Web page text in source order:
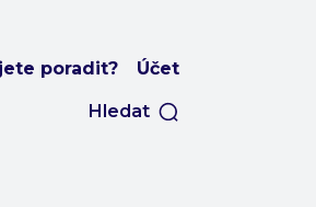
poradit? Účet
Hledat